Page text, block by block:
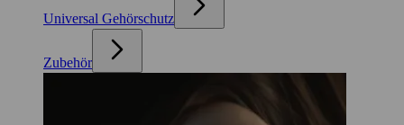
Universal Gehörschutz
Zubehör